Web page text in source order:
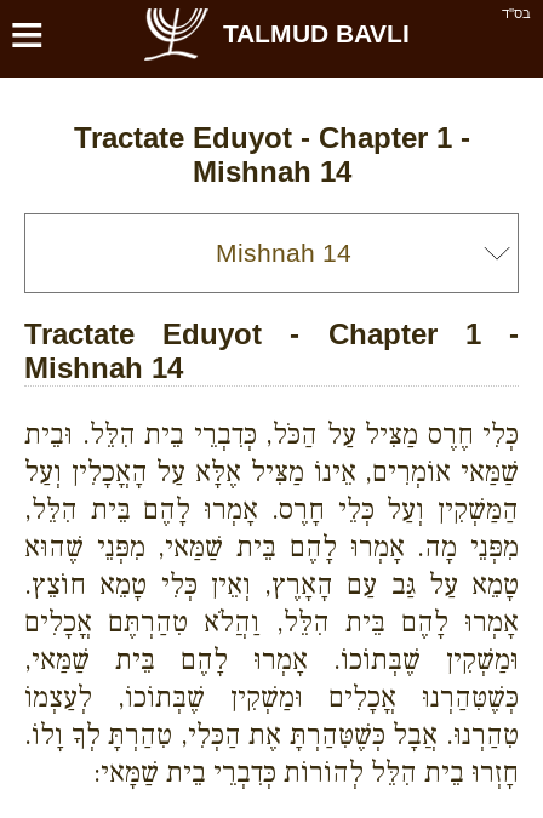
בס''ד ≡ TALMUD BAVLI
Tractate Eduyot - Chapter 1 -
Mishnah 14
Tractate Eduyot - Chapter 1 -
Mishnah 14
כְּלִי חֶרֶס מַצִּיל עַל הַכֹּל, כְּדִבְרֵי בֵית הִלֵּל. וּבֵית
שַׁמַּאי אוֹמְרִים, אֵינוֹ מַצִּיל אֶלָּא עַל הָאֳכָלִין וְעַל
הַמַּשְׁקִין וְעַל כְּלֵי חָרֶס. אָמְרוּ לָהֶם בֵּית הִלֵּל,
מִפְּנֵי מָה. אָמְרוּ לָהֶם בֵּית שַׁמַּאי, מִפְּנֵי שֶׁהוּא
טָמֵא עַל גַּב עַם הָאָרֶץ, וְאֵין כְּלִי טָמֵא חוֹצֵץ.
אָמְרוּ לָהֶם בֵּית הִלֵּל, וַהֲלֹא טִהַרְתֶּם אֳכָלִים
וּמַשְׁקִין שֶׁבְּתוֹכוֹ. אָמְרוּ לָהֶם בֵּית שַׁמַּאי,
כְּשֶׁטִּהַרְנוּ אֳכָלִים וּמַשְׁקִין שֶׁבְּתוֹכוֹ, לְעַצְמוֹ
טִהַרְנוּ. אֲבָל כְּשֶׁטִּהַרְתָּ אֶת הַכְּלִי, טִהַרְתָּ לְךָ וָלוֹ.
חָזְרוּ בֵית הִלֵּל לְהוֹרוֹת כְּדִבְרֵי בֵית שַׁמָּאי: